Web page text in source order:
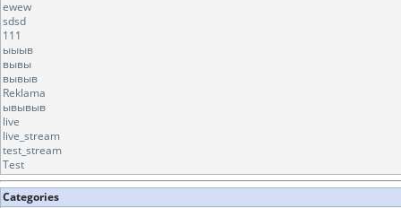
ewew
sdsd
111
ыыыв
вывы
вывыв
Reklama
ывывыв
live
live_stream
test_stream
Test
Categories